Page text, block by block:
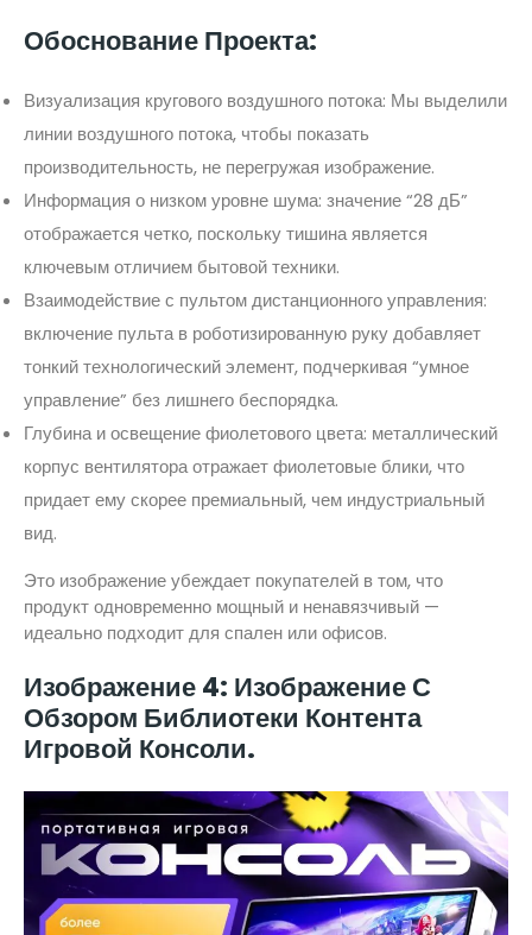
Обоснование Проекта:
Визуализация кругового воздушного потока: Мы выделили
линии воздушного потока, чтобы показать
производительность, не перегружая изображение.
Информация о низком уровне шума: значение “28 дБ”
отображается четко, поскольку тишина является
ключевым отличием бытовой техники.
Взаимодействие с пультом дистанционного управления:
включение пульта в роботизированную руку добавляет
тонкий технологический элемент, подчеркивая “умное
управление” без лишнего беспорядка.
Глубина и освещение фиолетового цвета: металлический
корпус вентилятора отражает фиолетовые блики, что
придает ему скорее премиальный, чем индустриальный
вид.
Это изображение убеждает покупателей в том, что
продукт одновременно мощный и ненавязчивый —
идеально подходит для спален или офисов.
Изображение 4: Изображение С
Обзором Библиотеки Контента
Игровой Консоли.